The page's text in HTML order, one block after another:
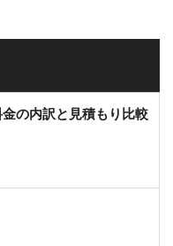
の内訳と見積もり比較